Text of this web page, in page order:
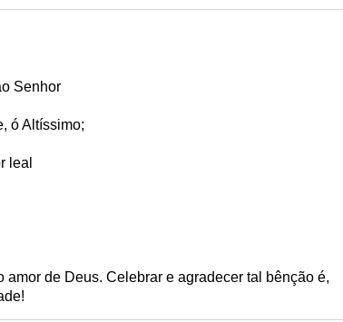
Senhor
ó Altíssimo;
leal
amor de Deus. Celebrar e agradecer tal bênção é,